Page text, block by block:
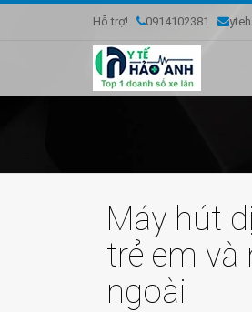
Hỗ trợ! 0914102381
Máy hút
trẻ em và
ngoài